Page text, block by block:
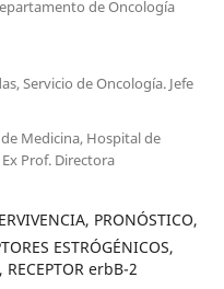
de Oncología
Servicio de Oncología. Jefe
Medicina, Hospital de
Prof. Directora
PRONÓSTICO,
ESTRÓGÉNICOS,
RECEPTOR erbB-2